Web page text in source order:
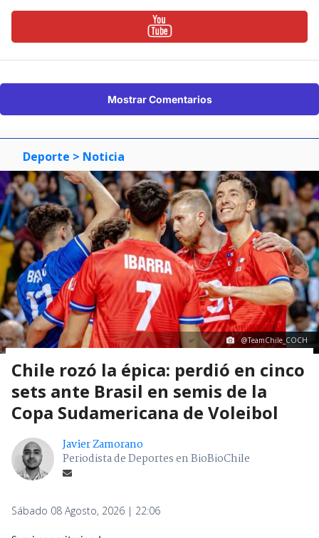
Mostrar Comentarios
Deporte > Noticia
@TeamChile_COCH
Chile rozó la épica: perdió en cinco
sets ante Brasil en semis de la
Copa Sudamericana de Voleibol
Javier Zamorano
Periodista de Deportes en BioBioChile
Sábado 08 Agosto, 2026 | 22:06